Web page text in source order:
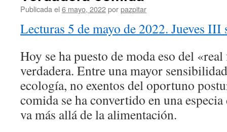
Publicada el 6 mayo, 2022porpazpitar
Lecturas 5 de mayo de 2022. Jueves III
Hoy se ha puesto de moda eso del
verdadera. Entre una mayor
ecología, no exentos del oportuno
comida se ha convertido en una
va más allá de la alimentación.